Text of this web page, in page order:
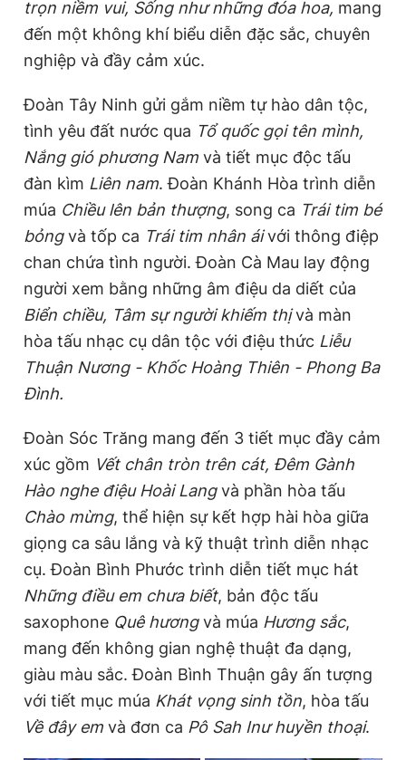
trọn niềm vui, Sống như những đóa hoa, mang
đến một không khí biểu diễn đặc sắc, chuyên
nghiệp và đầy cảm xúc.
Đoàn Tây Ninh gửi gắm niềm tự hào dân tộc,
tình yêu đất nước qua Tổ quốc gọi tên mình,
Nắng gió phương Nam và tiết mục độc tấu
đàn kìm Liên nam. Đoàn Khánh Hòa trình diễn
múa Chiều lên bản thượng, song ca Trái tim bé
bỏngvà tốp ca Trái tim nhân áivới thông điệp
chan chứa tình người. Đoàn Cà Mau lay động
người xem bằng những âm điệu da diết của
Biển chiều, Tâm sự người khiếm thịvà màn
hòa tấu nhạc cụ dân tộc với điệu thức Liễu
Thuận Nương - Khốc Hoàng Thiên - Phong Ba
Đình.
Đoàn Sóc Trăng mang đến 3 tiết mục đầy cảm
xúc gồm Vết chân tròn trên cát, Đêm Gành
Hào nghe điệu Hoài Langvà phần hòa tấu
Chào mừng, thể hiện sự kết hợp hài hòa giữa
giọng ca sâu lắng và kỹ thuật trình diễn nhạc
cụ. Đoàn Bình Phước trình diễn tiết mục hát
Những điều em chưa biết, bản độc tấu
saxophone Quê hươngvà múa Hương sắc,
mang đến không gian nghệ thuật đa dạng,
giàu màu sắc. Đoàn Bình Thuận gây ấn tượng
với tiết mục múa Khát vọng sinh tồn, hòa tấu
Về đây em và đơn ca Pô Sah Inư huyền thoại.